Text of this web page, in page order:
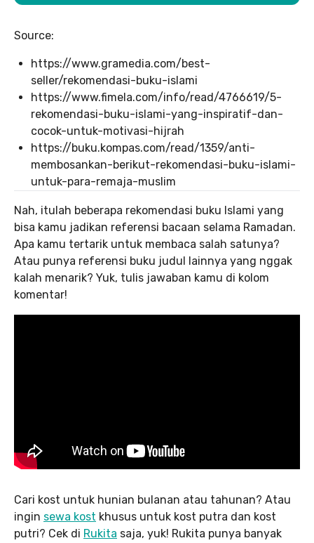
Source:
https://www.gramedia.com/best-
seller/rekomendasi-buku-islami
https://www.fimela.com/info/read/4766619/5-
rekomendasi-buku-islami-yang-inspiratif-dan-
cocok-untuk-motivasi-hijrah
https://buku.kompas.com/read/1359/anti-
membosankan-berikut-rekomendasi-buku-islami-
untuk-para-remaja-muslim
Nah, itulah beberapa rekomendasi buku Islami yang
bisa kamu jadikan referensi bacaan selama Ramadan.
Apa kamu tertarik untuk membaca salah satunya?
Atau punya referensi buku judul lainnya yang nggak
kalah menarik? Yuk, tulis jawaban kamu di kolom
komentar!
Cari kost untuk hunian bulanan atau tahunan? Atau
ingin sewa kost khusus untuk kost putra dan kost
putri? Cek di Rukita saja, yuk! Rukita punya banyak